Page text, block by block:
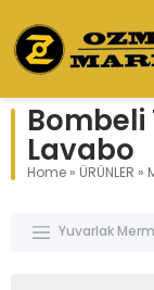
Bombeli
Lavabo
Home » ÜRÜNLER »
Yuvarlak